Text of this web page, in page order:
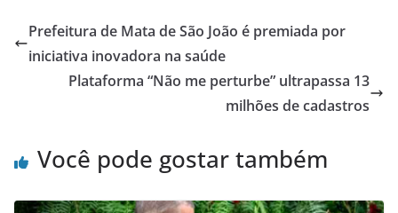
Prefeitura de Mata de São João é premiada por
iniciativa inovadora na saúde
Plataforma “Não me perturbe” ultrapassa 13
milhões de cadastros
Você pode gostar também